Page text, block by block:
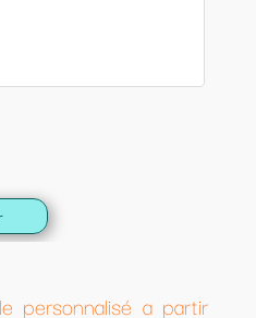
personnalisé a partir